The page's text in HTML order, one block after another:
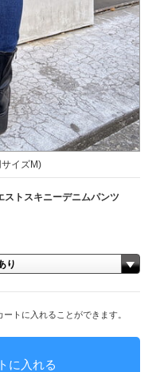
イズM)
ストスキニーデニムパンツ
トに入れることができます。
に入れる